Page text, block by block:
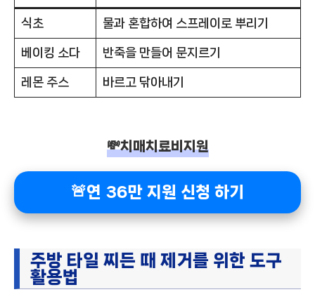
식초 물과 혼합하여 스프레이로 뿌리기
베이킹 소다 반죽을 만들어 문지르기
레몬 주스 바르고 닦아내기
💸치매치료비지원
🚨연 36만 지원 신청 하기
주방 타일 찌든 때 제거를 위한 도구
활용법